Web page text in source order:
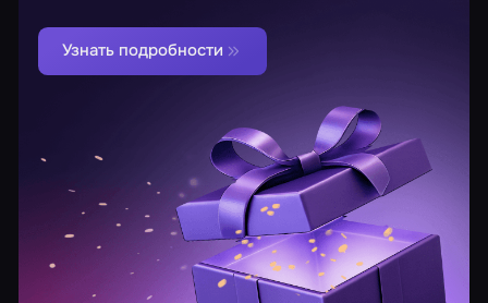
Узнать подробности